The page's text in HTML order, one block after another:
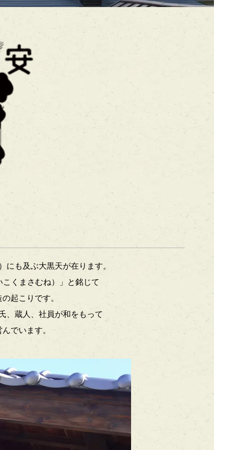
にも及ぶ大黒天が在ります。
くまさむね）」と銘じて
起こりです。
、蔵人、社員が和をもって
でいます。